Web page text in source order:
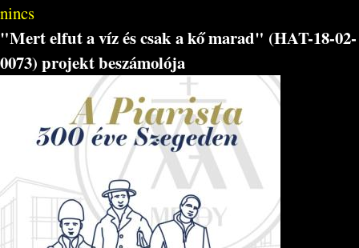
nincs
"Mert elfut a víz és csak a kő marad" (HAT-18-02-
0073) projekt beszámolója